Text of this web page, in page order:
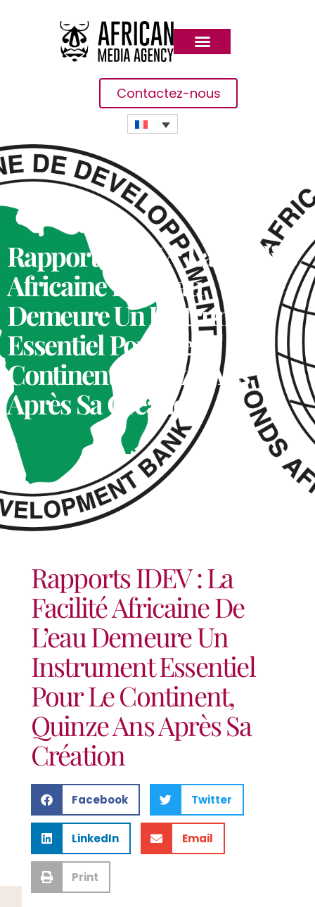
Contactez-nous
Rapports IDEV : La Facilité
Africaine De L’eau
Demeure Un Instrument
Essentiel Pour Le
Continent, Quinze Ans
Après Sa Création
Rapports IDEV : La
Facilité Africaine De
L’eau Demeure Un
Instrument Essentiel
Pour Le Continent,
Quinze Ans Après Sa
Création
Facebook Twitter
LinkedIn Email
Print